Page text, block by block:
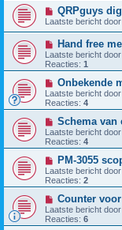
QRPguys
Laatste bericht door
Hand free
Laatste bericht door
Reacties: 1
Onbekende
Laatste bericht door
Reacties: 4
Schema van
Laatste bericht door
Reacties: 4
PM-3055
Laatste bericht door
Reacties: 2
Counter
Laatste bericht door
Reacties: 6